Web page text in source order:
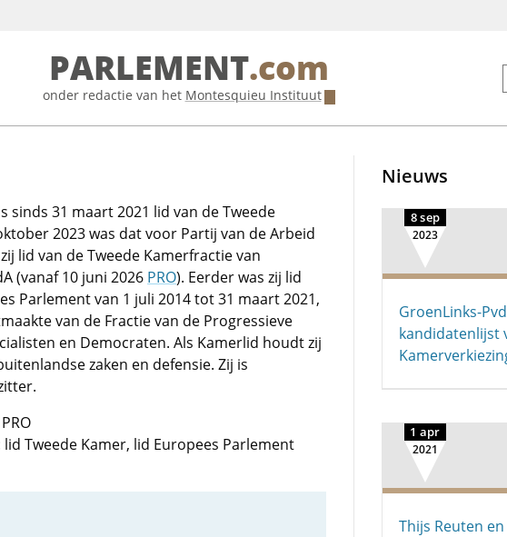
PARLEMENT.com
onder redactie van het Montesquieu Instituut
sinds 31 maart 2021 lid van de Tweede
2023 was dat voor Partij van de Arbeid
lid van de Tweede Kamerfractie van
(vanaf 10 juni 2026 PRO). Eerder was zij lid
Parlement van 1 juli 2014 tot 31 maart 2021,
van de Fractie van de Progressieve
en Democraten. Als Kamerlid houdt zij
zaken en defensie. Zij is
Tweede Kamer, lid Europees Parlement
Nieuws
8 sep
2023
GroenLinks-
kandidatenlijst
1 apr
2021
Thijs Reuten